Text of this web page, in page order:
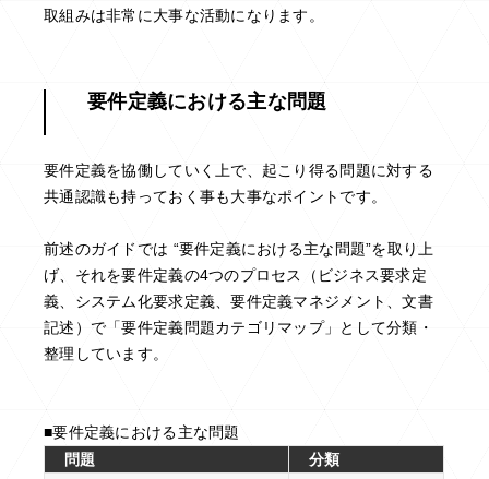
取組みは非常に大事な活動になります。
要件定義における主な問題
要件定義を協働していく上で、起こり得る問題に対する
共通認識も持っておく事も大事なポイントです。
前述のガイドでは “要件定義における主な問題”を取り上
げ、それを要件定義の4つのプロセス（ビジネス要求定
義、システム化要求定義、要件定義マネジメント、文書
記述）で「要件定義問題カテゴリマップ」として分類・
整理しています。
■要件定義における主な問題
問題
分類